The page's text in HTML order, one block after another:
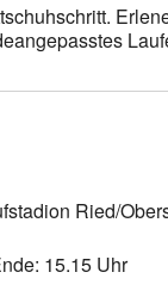
Ried/
15.15 Uhr